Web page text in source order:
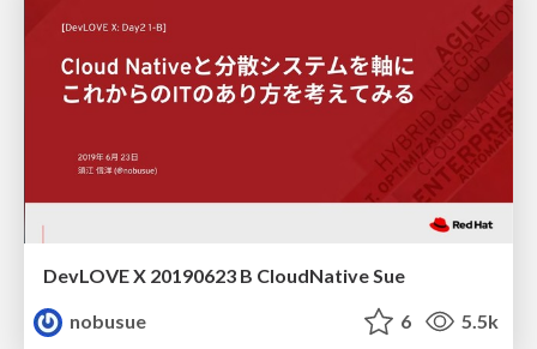
DevLOVE X 20190623 B CloudNative Sue
nobusue
6 5.5k